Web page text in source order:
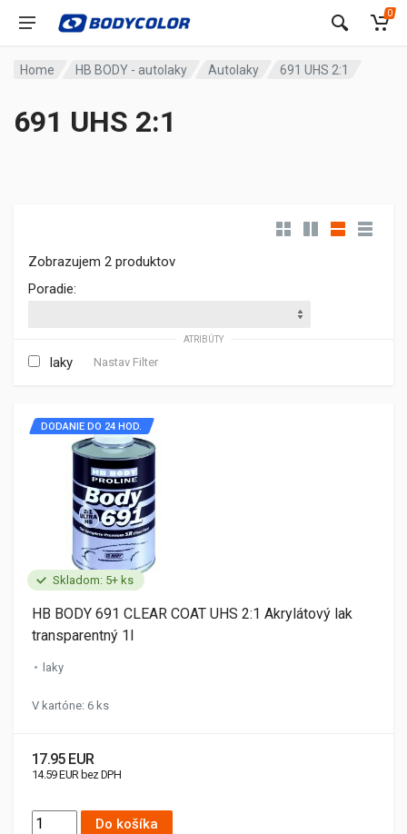
0
Home HB BODY - autolaky Autolaky 691 UHS 2:1
691 UHS 2:1
Zobrazujem 2 produktov
Poradie:
ATRIBÚTY
laky Nastav Filter
Skladom: 5+ ks
DODANIE DO 24 HOD.
HB BODY 691 CLEAR COAT UHS 2:1 Akrylátový lak
transparentný 1l
laky
V kartóne: 6 ks
17.95 EUR
14.59 EUR bez DPH
Do košíka